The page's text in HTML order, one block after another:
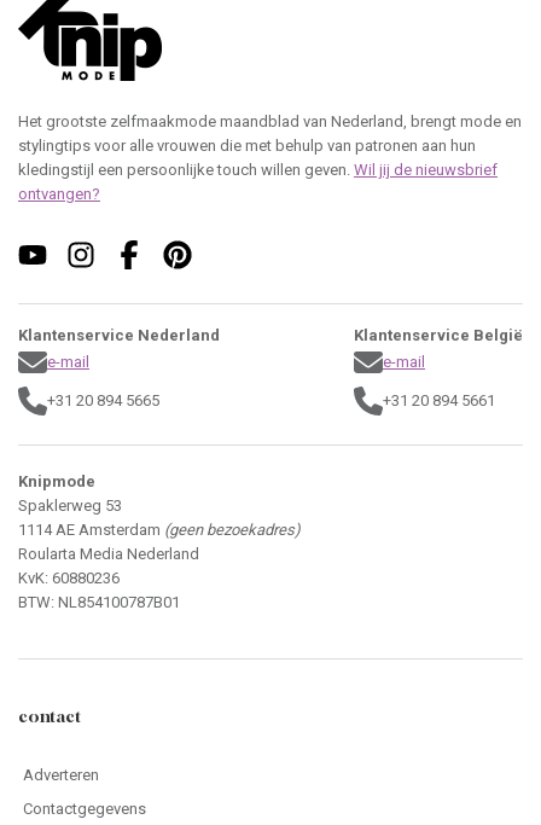
Het grootste zelfmaakmode maandblad van Nederland, brengt mode en
stylingtips voor alle vrouwen die met behulp van patronen aan hun
kledingstijl een persoonlijke touch willen geven. Wil jij de nieuwsbrief
ontvangen?
Klantenservice Nederland
e-mail
+31 20 894 5665
Klantenservice België
e-mail
+31 20 894 5661
Knipmode
Spaklerweg 53
1114 AE Amsterdam (geen bezoekadres)
Roularta Media Nederland
KvK: 60880236
BTW: NL854100787B01
contact
Adverteren
Contactgegevens